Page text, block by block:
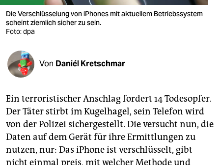
verlag
veranstaltungen
fragen & hilfe
abo
genossenschaft
epaper login
Die Verschlüsselung von iPhones mit aktuellem Betriebssystem
scheint ziemlich sicher zu sein.
Foto: dpa
Von Daniél Kretschmar
Ein terroristischer Anschlag fordert 14 Todesopfer.
Der Täter stirbt im Kugelhagel, sein Telefon wird
von der Polizei sichergestellt. Die versucht nun, die
Daten auf dem Gerät für ihre Ermittlungen zu
nutzen, nur: Das iPhone ist verschlüsselt, gibt
nicht einmal preis, mit welcher Methode und